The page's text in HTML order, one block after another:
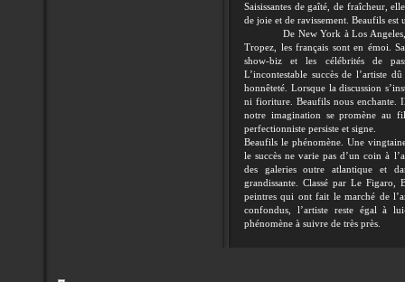
Saisissantes de gaîté, de fraîcheur,
de joie et de ravissement. Beaufils est
De New York à Los Angeles, le
Tropez, les français sont en émoi.
show-biz et les célébrités de
L’incontestable succès de l’artiste
honnêteté. Lorsque la discussion
ni fioriture. Beaufils nous enchante.
notre imagination se promène au
perfectionniste persiste et signe.
Beaufils le phénomène. Une
le succès ne varie pas d’un coin à
des galeries outre atlantique et
grandissante. Classé par Le
peintres qui ont fait le marché de
confondus, l’artiste reste égal à
phénomène à suivre de très près.